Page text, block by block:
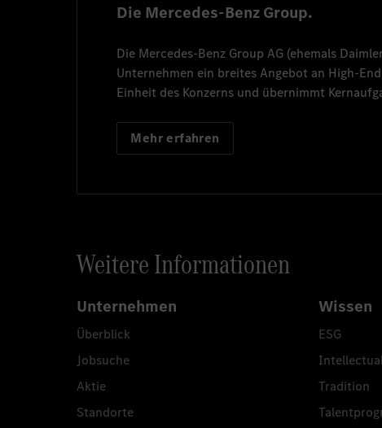
Die Mercedes-Benz Group.
Die Mercedes-Benz Group AG (ehemals
Unternehmen ein breites Angebot an High-
Einheit des Konzerns und übernimmt
Mehr erfahren
Weitere Informationen
Unternehmen
Überblick
Jobsuche
Aktie
Standorte
Wissen
ESG
Tradition